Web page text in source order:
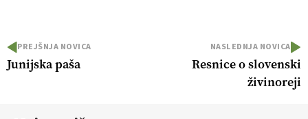
PREJŠNJA NOVICA
Junijska paša
NASLEDNJA NOVICA
Resnice o slovenski
živinoreji